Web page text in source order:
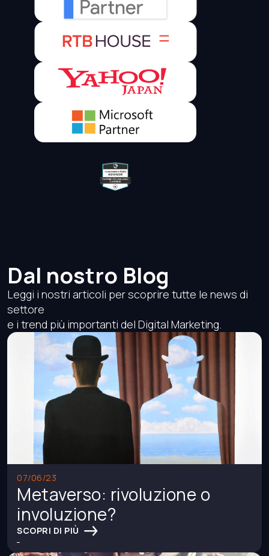
Dal nostro Blog
Leggi i nostri articoli per scoprire tutte le news di
settore
e i trend più importanti del Digital Marketing.
07/06/23
Metaverso: rivoluzione o
involuzione?
SCOPRI DI PIÙ